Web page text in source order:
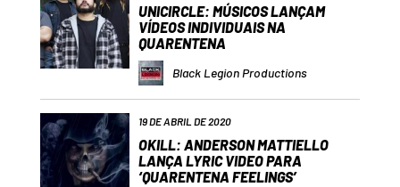
UNICIRCLE: MÚSICOS LANÇAM
VÍDEOS INDIVIDUAIS NA
QUARENTENA
Black Legion Productions
19 DE ABRIL DE 2020
OKILL: ANDERSON MATTIELLO
LANÇA LYRIC VIDEO PARA
‘QUARENTENA FEELINGS’